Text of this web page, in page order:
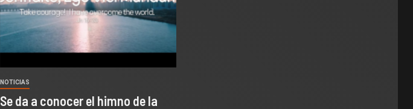
NOTICIAS
Se da a conocer el himno de la